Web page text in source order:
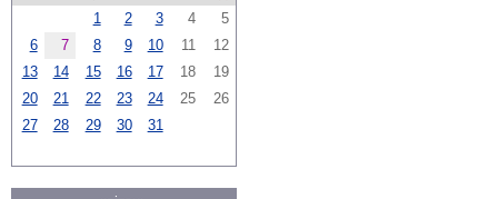
1
2 3 4
5
6
7 8 9 10 11
12
13
14 15 16 17 18
19
20
21 22 23 24 25
26
27
28 29 30 31